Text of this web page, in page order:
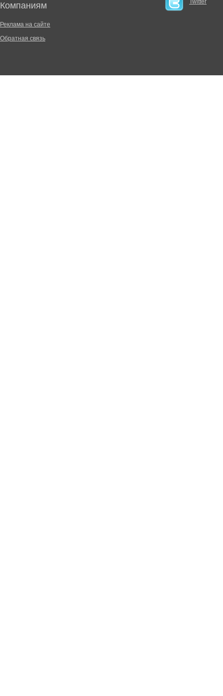
Компаниям
Реклама на сайте
Обратная связь
Twitter